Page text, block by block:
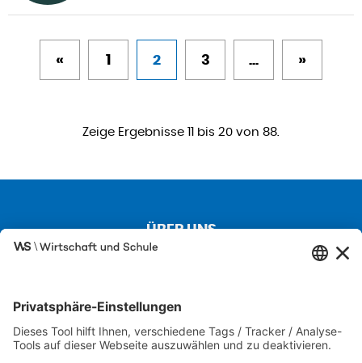
« 1 2 3 ... »
Zeige Ergebnisse 11 bis 20 von 88.
ÜBER UNS
Über uns
Besuchen Sie auch unsere Partnerseiten